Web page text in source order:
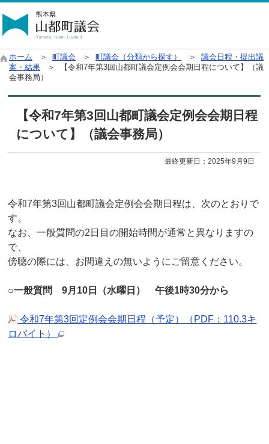
ホーム ＞ 町議会 ＞ 町議会（分類から探す） ＞ 議会日程・提出議
案・結果 ＞ 【令和7年第3回山都町議会定例会会期日程について】（議
会事務局）
【令和7年第3回山都町議会定例会会期日程
について】（議会事務局）
最終更新日：2025年9月9日
令和7年第3回山都町議会定例会会期日程は、次のとおりで
す。
なお、一般質問の2日目の開始時間が通常と異なりますの
で、
傍聴の際には、お間違えの無いようにご留意ください。
○一般質問 9月10日（水曜日） 午後1時30分から
令和7年第3回定例会会期日程（予定）（PDF：110.3キ
ロバイト）